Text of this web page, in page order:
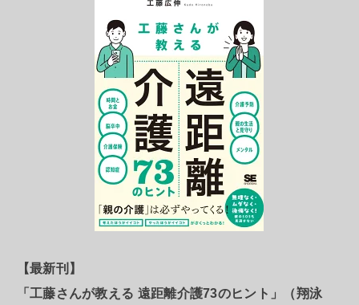
【最新刊】
「工藤さんが教える 遠距離介護73のヒント」（翔泳